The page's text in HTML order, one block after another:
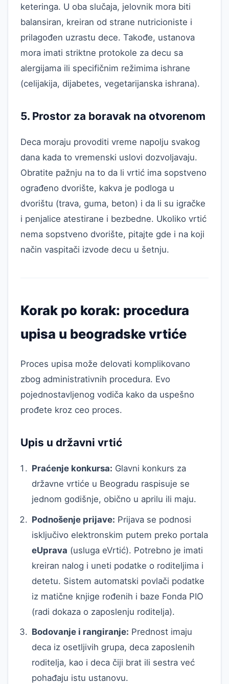
keteringa. U oba slučaja, jelovnik mora biti
balansiran, kreiran od strane nutricioniste i
prilagođen uzrastu dece. Takođe, ustanova
mora imati striktne protokole za decu sa
alergijama ili specifičnim režimima ishrane
(celijakija, dijabetes, vegetarijanska ishrana).
5. Prostor za boravak na otvorenom
Deca moraju provoditi vreme napolju svakog
dana kada to vremenski uslovi dozvoljavaju.
Obratite pažnju na to da li vrtić ima sopstveno
ograđeno dvorište, kakva je podloga u
dvorištu (trava, guma, beton) i da li su igračke
i penjalice atestirane i bezbedne. Ukoliko vrtić
nema sopstveno dvorište, pitajte gde i na koji
način vaspitači izvode decu u šetnju.
Korak po korak: procedura
upisa u beogradske vrtiće
Proces upisa može delovati komplikovano
zbog administrativnih procedura. Evo
pojednostavljenog vodiča kako da uspešno
prođete kroz ceo proces.
Upis u državni vrtić
Praćenje konkursa: Glavni konkurs za
državne vrtiće u Beogradu raspisuje se
jednom godišnje, obično u aprilu ili maju.
Podnošenje prijave: Prijava se podnosi
isključivo elektronskim putem preko portala
eUprava (usluga eVrtić). Potrebno je imati
kreiran nalog i uneti podatke o roditeljima i
detetu. Sistem automatski povlači podatke
iz matične knjige rođenih i baze Fonda PIO
(radi dokaza o zaposlenju roditelja).
Bodovanje i rangiranje: Prednost imaju
deca iz osetljivih grupa, deca zaposlenih
roditelja, kao i deca čiji brat ili sestra već
pohađaju istu ustanovu.